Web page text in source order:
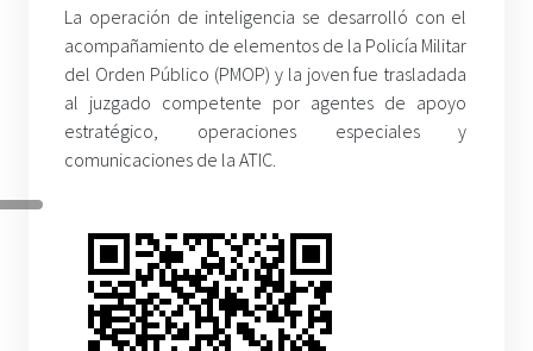
La operación de inteligencia se desarrolló con el
acompañamiento de elementos de la Policía Militar
del Orden Público (PMOP) y la joven fue trasladada
al juzgado competente por agentes de apoyo
estratégico, operaciones especiales y
comunicaciones de la ATIC.